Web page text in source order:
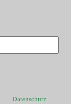
Datenschutz